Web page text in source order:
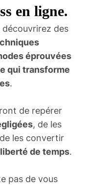
en ligne.
des
éprouvées
qui transforme
.
de repérer
, de les
les convertir
de temps.
pas de vous